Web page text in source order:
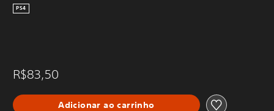
PS4
R$83,50
Adicionar ao carrinho